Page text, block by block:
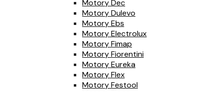
Motory Dec
Motory Dulevo
Motory Ebs
Motory Electrolux
Motory Fimap
Motory Fiorentini
Motory Eureka
Motory Flex
Motory Festool